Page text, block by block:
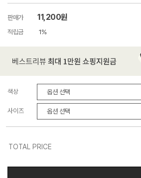
판매가 11,200원
적립금 1%
색상
사이즈
TOTAL PRICE